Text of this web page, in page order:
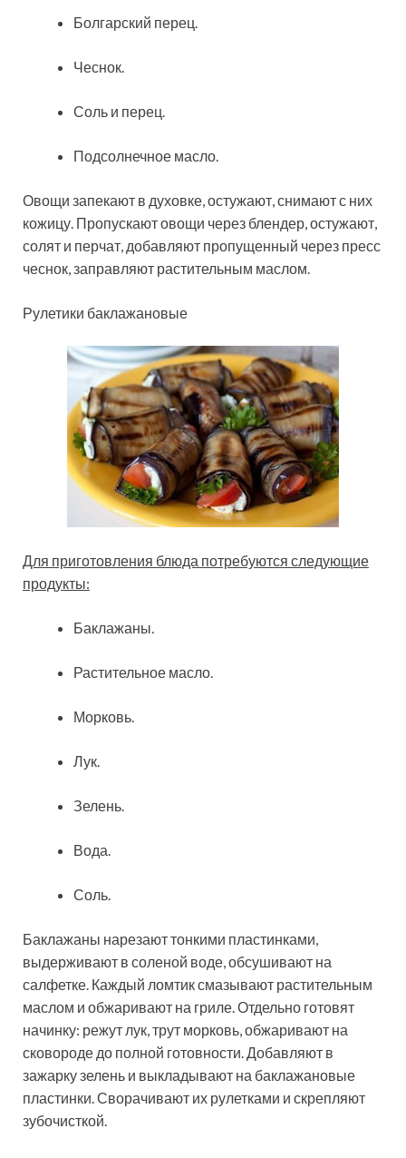
Болгарский перец.
Чеснок.
Соль и перец.
Подсолнечное масло.
Овощи запекают в духовке, остужают, снимают с них
кожицу. Пропускают овощи через блендер, остужают,
солят и перчат, добавляют пропущенный через пресс
чеснок, заправляют растительным маслом.
Рулетики баклажановые
Для приготовления блюда потребуются следующие
продукты:
Баклажаны.
Растительное масло.
Морковь.
Лук.
Зелень.
Вода.
Соль.
Баклажаны нарезают тонкими пластинками,
выдерживают в соленой воде, обсушивают на
салфетке. Каждый ломтик смазывают растительным
маслом и обжаривают на гриле. Отдельно готовят
начинку: режут лук, трут морковь, обжаривают на
сковороде до полной готовности. Добавляют в
зажарку зелень и выкладывают на баклажановые
пластинки. Сворачивают их рулетками и скрепляют
зубочисткой.